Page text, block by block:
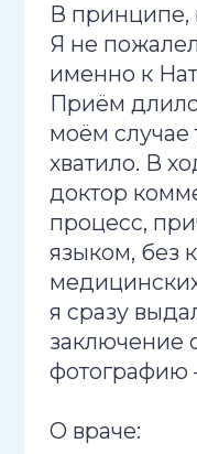
повторно с
заключении
расписала
их курс и
специалист
Манера
грамотной. В
от визита
потребуется,
этого
В принципе,
Я не
именно к
Приём
моём случае
хватило. В
доктор
процесс,
языком, без
я сразу
заключение
фотографию
сходить с
О враче: